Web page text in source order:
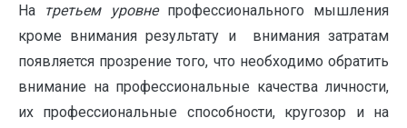
На третьем уровнепрофессионального мышления
кроме внимания результату и внимания затратам
появляется прозрение того, что необходимо обратить
внимание на профессиональные качества личности,
их профессиональные способности, кругозор и на